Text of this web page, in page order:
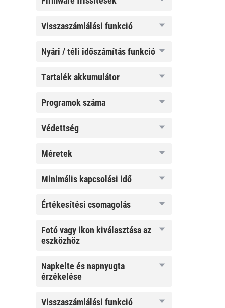
visszaszámlálási
visszaszámlálási funkció
nyári / téli
időszámítás
nyári / téli időszámítás funkció
tartalék
tartalék akkumulátor
programok
száma
programok száma
védettség
védettség
méretek
méretek
minimális
minimális kapcsolási idő
értékesítési
értékesítési csomagolás
fotó vagy
kiválasztása
fotó vagy ikon kiválasztása az
eszközhöz
napkelte
és
napnyugta
napkelte és napnyugta
érzékelése
visszaszámlálási
visszaszámlálási funkció